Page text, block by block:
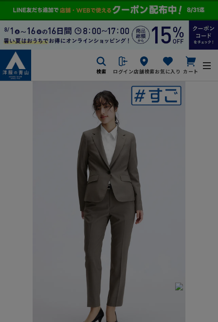
検索 ログイン店舗検索お気に入り カート